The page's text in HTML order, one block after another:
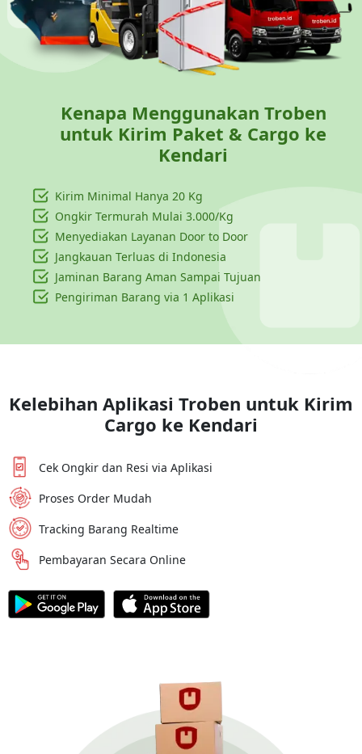
Kenapa Menggunakan Troben
untuk Kirim Paket & Cargo ke
Kendari
Kirim Minimal Hanya 20 Kg
Ongkir Termurah Mulai 3.000/Kg
Menyediakan Layanan Door to Door
Jangkauan Terluas di Indonesia
Jaminan Barang Aman Sampai Tujuan
Pengiriman Barang via 1 Aplikasi
Kelebihan Aplikasi Troben untuk Kirim
Cargo ke Kendari
Cek Ongkir dan Resi via Aplikasi
Proses Order Mudah
Tracking Barang Realtime
Pembayaran Secara Online